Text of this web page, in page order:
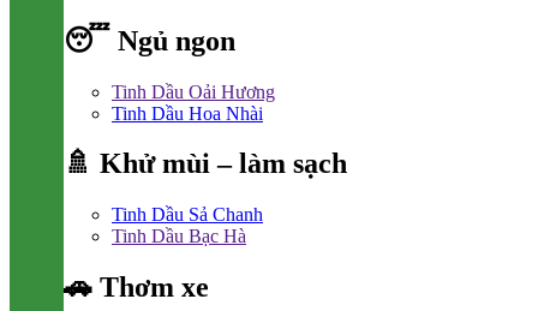
😴 Ngủ ngon
Tinh Dầu Oải Hương
Tinh Dầu Hoa Nhài
🚿 Khử mùi – làm sạch
Tinh Dầu Sả Chanh
Tinh Dầu Bạc Hà
🚗 Thơm xe